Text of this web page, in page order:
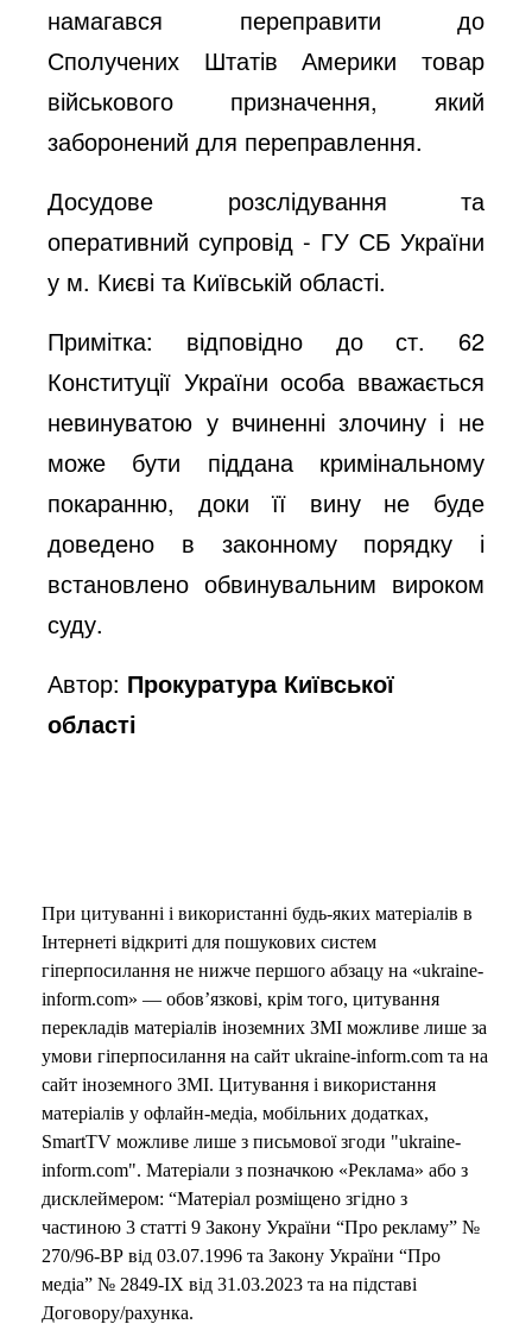
намагався переправити до
Сполучених Штатів Америки товар
військового призначення, який
заборонений для переправлення.
Досудове розслідування та
оперативний супровід - ГУ СБ України
у м. Києві та Київській області.
Примітка: відповідно до ст. 62
Конституції України особа вважається
невинуватою у вчиненні злочину і не
може бути піддана кримінальному
покаранню, доки її вину не буде
доведено в законному порядку і
встановлено обвинувальним вироком
суду.
Автор: Прокуратура Київської
області
При цитуванні і використанні будь-яких матеріалів в
Інтернеті відкриті для пошукових систем
гіперпосилання не нижче першого абзацу на «ukraine-
inform.com» — обов’язкові, крім того, цитування
перекладів матеріалів іноземних ЗМІ можливе лише за
умови гіперпосилання на сайт ukraine-inform.com та на
сайт іноземного ЗМІ. Цитування і використання
матеріалів у офлайн-медіа, мобільних додатках,
SmartTV можливе лише з письмової згоди "ukraine-
inform.com". Матеріали з позначкою «Реклама» або з
дисклеймером: “Матеріал розміщено згідно з
частиною 3 статті 9 Закону України “Про рекламу” №
270/96-ВР від 03.07.1996 та Закону України “Про
медіа” № 2849-IX від 31.03.2023 та на підставі
Договору/рахунка.